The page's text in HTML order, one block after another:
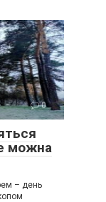
0
можна
– день